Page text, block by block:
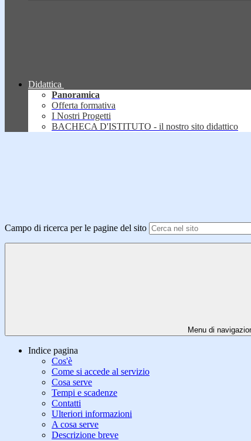
Didattica
Panoramica
Offerta formativa
I Nostri Progetti
BACHECA D'ISTITUTO - il nostro sito didattico
Campo di ricerca per le pagine del sito
Menu di
Indice pagina
Cos'è
Come si accede al servizio
Cosa serve
Tempi e scadenze
Contatti
Ulteriori informazioni
A cosa serve
Descrizione breve